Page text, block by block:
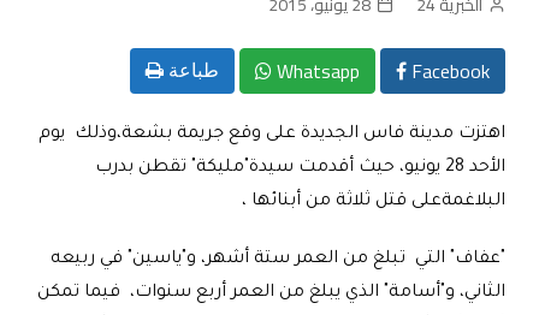
Facebook
Whatsapp طباعة
اهتزت مدينة فاس الجديدة على وقع جريمة بشعة،وذلك يوم
الأحد 28 يونيو، حيث أقدمت سيدة"مليكة" تقطن بدرب
البلاغمةعلى قتل ثلاثة من أبنائها ،
"عفاف" التي تبلغ من العمر ستة أشهر، و"ياسين" في ربيعه
الثاني، و"أسامة" الذي يبلغ من العمر أربع سنوات، فيما تمكن